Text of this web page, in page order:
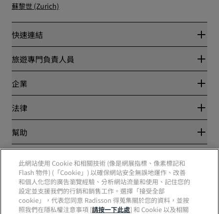
蘇黎世 (Zurich)
快速連結
Radisson Rewards
Blog
目的地
Radisson Hotels APP
運動認證的酒店
適合家庭的酒店
健康與安全
旅遊專門負責人員
夥伴
企業
麗笙酒店集團
工作機會 RHG
工作機會 PPHE
工作機會 EHL
The Club by RHG
業務開發
責任企業
採購
法律
隱私權中心
麗賞會條款和條件
網站使用協定
數位協助工具
現代奴役制聲明書
幫助
聯絡
常見問題解答
網站地圖
社群媒體
Radisson Hotels 品牌
此網站使用 Cookie 和相關技術 (像是網展指標、像素標記和
Flash 物件) (「Cookie」) 以確保網站安全無誤地運作、改善
和個人化您的廣告瀏覽經驗、分析網站流量和使用、記住您的
設定並支援我們的行銷和銷售工作。選擇「接受全部
cookie」，代表您同意 Radisson 得蒐集關於您的資料，並按
照我們在隱私權注意事項 [請按一下此處] 和 Cookie 以及相關